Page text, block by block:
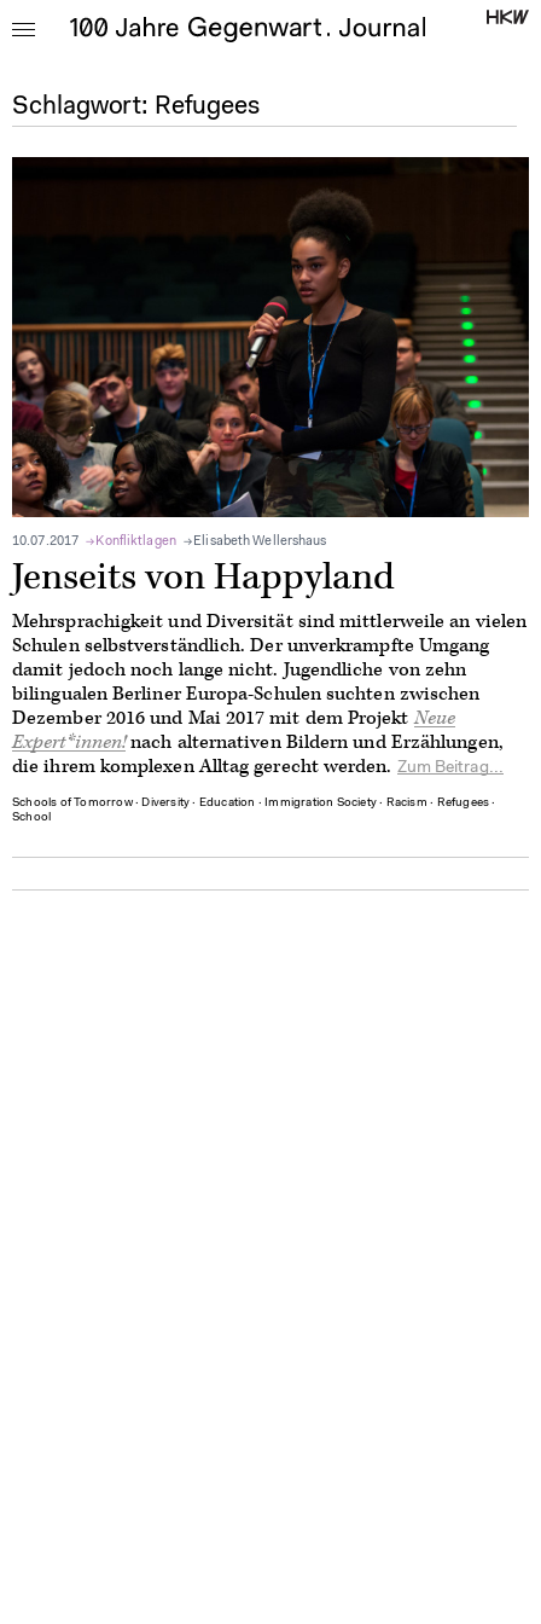
Schlagwort: Refugees
10.07.2017 Konfliktlagen Elisabeth Wellershaus
Jenseits von Happyland
Mehrsprachigkeit und Diversität sind mittlerweile an vielen
Schulen selbstverständlich. Der unverkrampfte Umgang
damit jedoch noch lange nicht. Jugendliche von zehn
bilingualen Berliner Europa-Schulen suchten zwischen
Dezember 2016 und Mai 2017 mit dem ProjektNeue
Expert*innen!nach alternativen Bildern und Erzählungen,
die ihrem komplexen Alltag gerecht werden. Zum Beitrag...
Schools of Tomorrow∙ Diversity ∙ Education ∙ Immigration Society ∙ Racism ∙ Refugees ∙
School